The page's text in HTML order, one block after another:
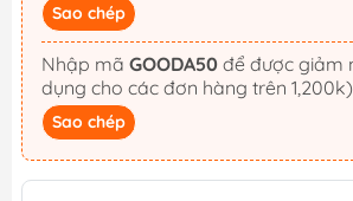
Sao chép
Nhập mã GOODA50
dụng cho các đơn hàng trên 1,200k)
Sao chép